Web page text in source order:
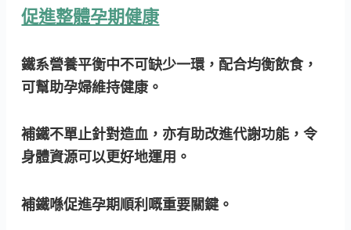
促進整體孕期健康
鐵系營養平衡中不可缺少一環，配合均衡飲食，
可幫助孕婦維持健康。
補鐵不單止針對造血，亦有助改進代謝功能，令
身體資源可以更好地運用。
補鐵喺促進孕期順利嘅重要關鍵。